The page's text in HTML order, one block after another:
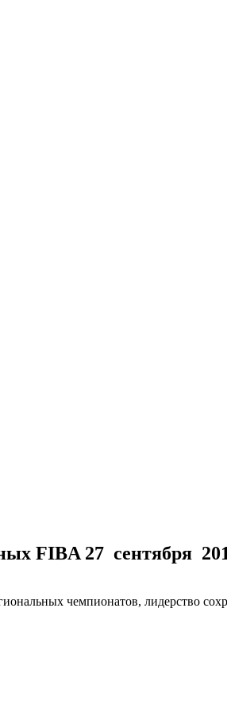
FIBA 27 сентября
чемпионатов, лидерство